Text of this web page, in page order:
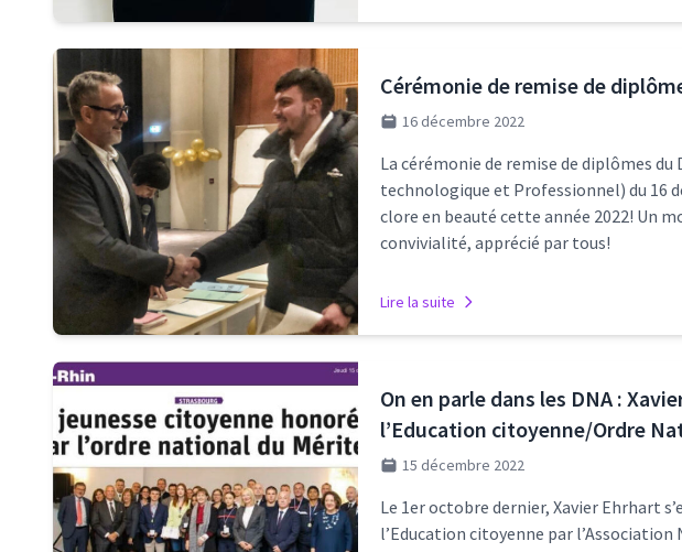
Cérémonie de remise de
16 décembre 2022
La cérémonie de remise de diplômes du
technologique et Professionnel) du 16
clore en beauté cette année 2022! Un
convivialité, apprécié par tous!
Lire la suite
On en parle dans les DNA :
l’Education citoyenne/Ordre
15 décembre 2022
Le 1er octobre dernier, Xavier Ehrhart
l’Education citoyenne par l’Association